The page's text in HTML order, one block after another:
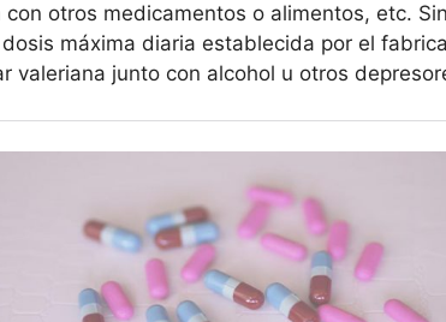
con otros medicamentos o alimentos, etc.
máxima diaria establecida por el
valeriana junto con alcohol u otros